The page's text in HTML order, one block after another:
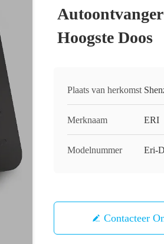
Hoogste Doos
Plaats van herkomst
Merknaam ERI
Modelnummer Eri-
Contacteer